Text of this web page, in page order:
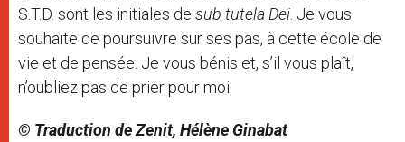
S.T.D. sont les initiales de sub tutela Dei . Je vous
souhaite de poursuivre sur ses pas, à cette école de
vie et de pensée. Je vous bénis et, s’il vous plaît,
n’oubliez pas de prier pour moi.
© Traduction de Zenit, Hélène Ginabat